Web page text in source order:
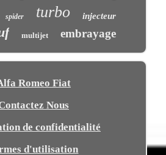
spider turbo injecteur
multijet embrayage
Romeo Fiat
Nous
de confidentialité
d'utilisation